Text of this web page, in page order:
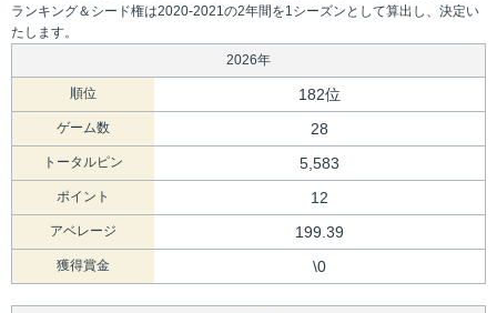
ランキング＆シード権は2020-2021の2年間を1シーズンとして算出し、決定い
たします。
2026年
順位 182位
ゲーム数 28
トータルピン 5,583
ポイント 12
アベレージ 199.39
獲得賞金 \0